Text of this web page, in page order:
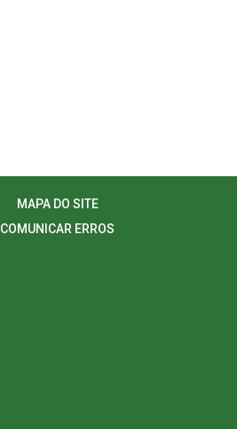
MAPA DO SITE
COMUNICAR ERROS